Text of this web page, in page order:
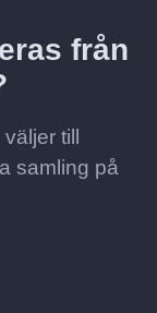
från
till
samling på